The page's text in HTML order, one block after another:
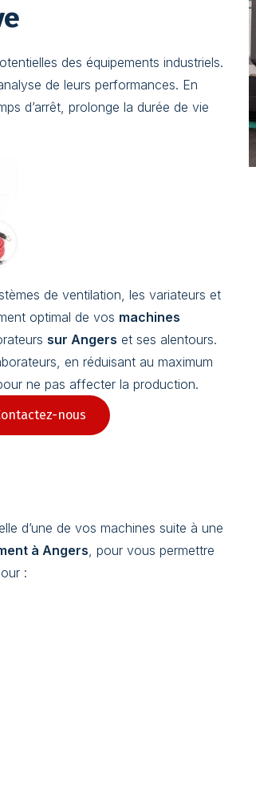
des équipements industriels.
de leurs performances. En
d’arrêt, prolonge la durée de vie
de ventilation, les variateurs et
optimal de vos machines
sur Angers et ses alentours.
en réduisant au maximum
ne pas affecter la production.
nous
d’une de vos machines suite à une
à Angers, pour vous permettre
: